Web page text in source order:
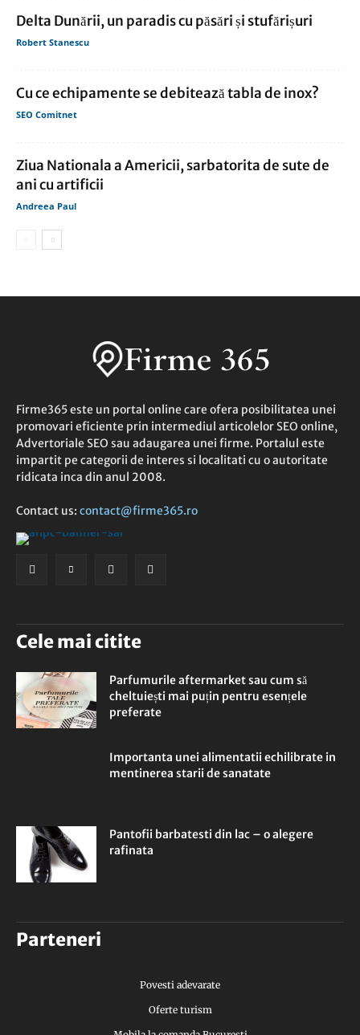
Delta Dunării, un paradis cu păsări și stufărișuri
Robert Stanescu
Cu ce echipamente se debitează tabla de inox?
SEO Comitnet
Ziua Nationala a Americii, sarbatorita de sute de
ani cu artificii
Andreea Paul
Firme365 este un portal online care ofera posibilitatea unei
promovari eficiente prin intermediul articolelor SEO online,
Advertoriale SEO sau adaugarea unei firme. Portalul este
impartit pe categorii de interes si localitati cu o autoritate
ridicata inca din anul 2008.
Contact us: contact@firme365.ro
Cele mai citite
Parfumurile aftermarket sau cum să
cheltuiești mai puțin pentru esențele
preferate
Importanta unei alimentatii echilibrate in
mentinerea starii de sanatate
Pantofii barbatesti din lac – o alegere
rafinata
Parteneri
Povesti adevarate
Oferte turism